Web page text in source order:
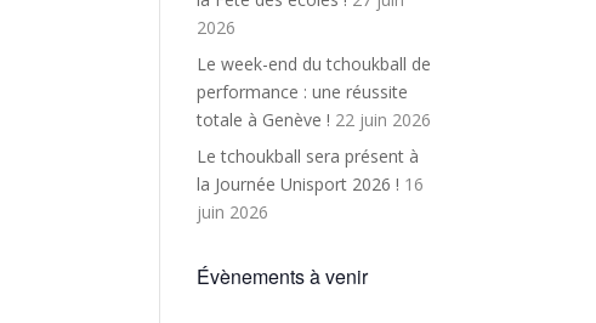
2026
Le week-end du tchoukball de
performance : une réussite
totale à Genève ! 22 juin 2026
Le tchoukball sera présent à
la Journée Unisport 2026 ! 16
juin 2026
Évènements à venir